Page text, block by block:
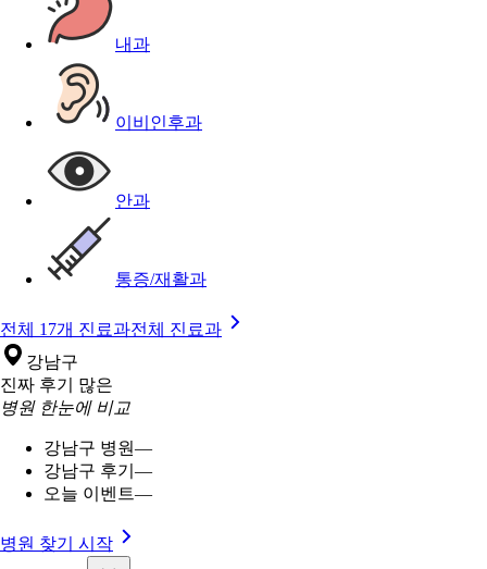
내과
이비인후과
안과
통증/재활과
전체 17개 진료과전체 진료과
강남구
진짜 후기 많은
병원 한눈에 비교
강남구 병원—
강남구 후기 —
오늘 이벤트—
병원 찾기 시작